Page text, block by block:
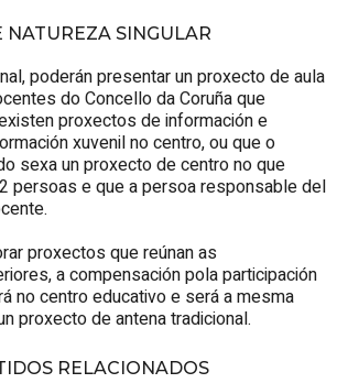
NATUREZA SINGULAR
poderán presentar un proxecto de aula
do Concello da Coruña que
proxectos de información e
xuvenil no centro, ou que o
sexa un proxecto de centro no que
persoas e que a persoa responsable del
proxectos que reúnan as
a compensación pola participación
no centro educativo e será a mesma
proxecto de antena tradicional.
RELACIONADOS